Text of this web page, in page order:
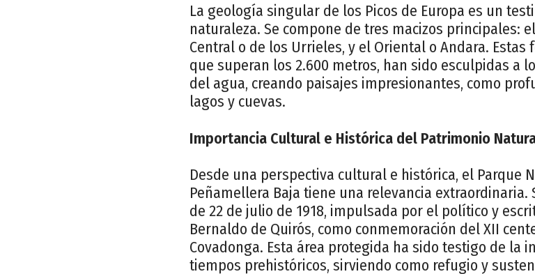
La geología singular de los Picos de Europa es un
naturaleza. Se compone de tres macizos principales:
Central o de los Urrieles, y el Oriental o Andara.
que superan los 2.600 metros, han sido esculpidas a
del agua, creando paisajes impresionantes, como
lagos y cuevas.
Importancia Cultural e Histórica del Patrimonio
Desde una perspectiva cultural e histórica, el Parque
Peñamellera Baja tiene una relevancia extraordinaria.
de 22 de julio de 1918, impulsada por el político y
Bernaldo de Quirós, como conmemoración del XII
Covadonga. Esta área protegida ha sido testigo de la
tiempos prehistóricos, sirviendo como refugio y